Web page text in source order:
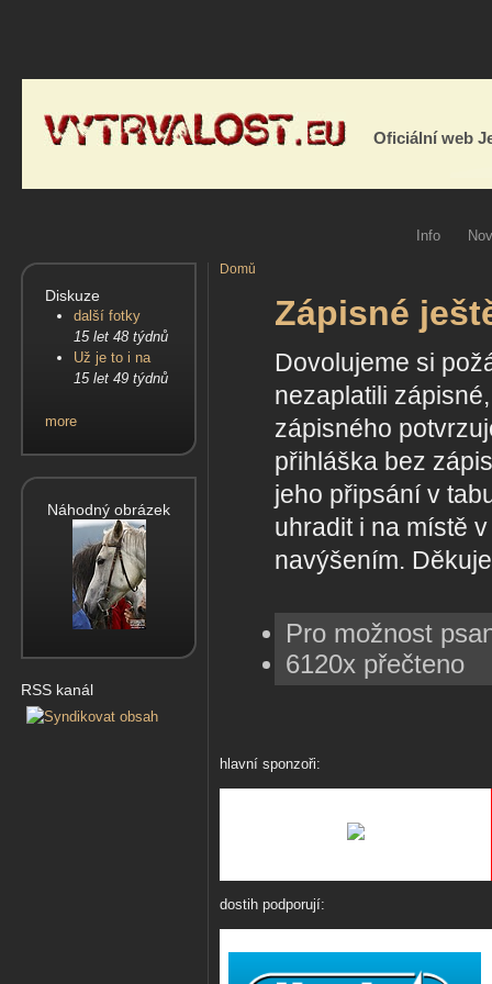
Oficiální web
Info
Diskuze
další fotky
15 let 48 týdnů
Už je to i na
15 let 49 týdnů
more
Náhodný obrázek
RSS kanál
Domů
Zápisné
Dovolujeme si
nezaplatili
zápisného
přihláška bez
jeho připsání v
uhradit i na místě
navýšením.
Pro možnost
6120x přečteno
hlavní sponzoři:
dostih podporují: